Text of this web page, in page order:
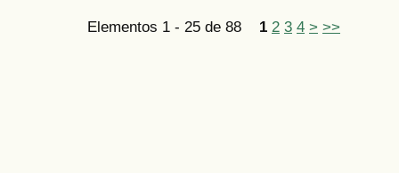
Elementos 1 - 25 de 88 1 2 3 4 > >>